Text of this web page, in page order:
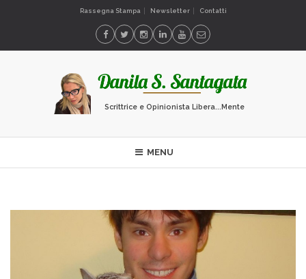
Rassegna Stampa Newsletter Contatti
Scrittrice e Opinionista Libera...Mente
MENU